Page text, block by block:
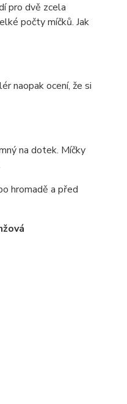
pro dvě zcela
počty míčků. Jak
naopak ocení, že si
na dotek. Míčky
hromadě a před